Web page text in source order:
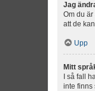
Jag
Om du
att de
Upp
Mitt
I så fall
inte finns